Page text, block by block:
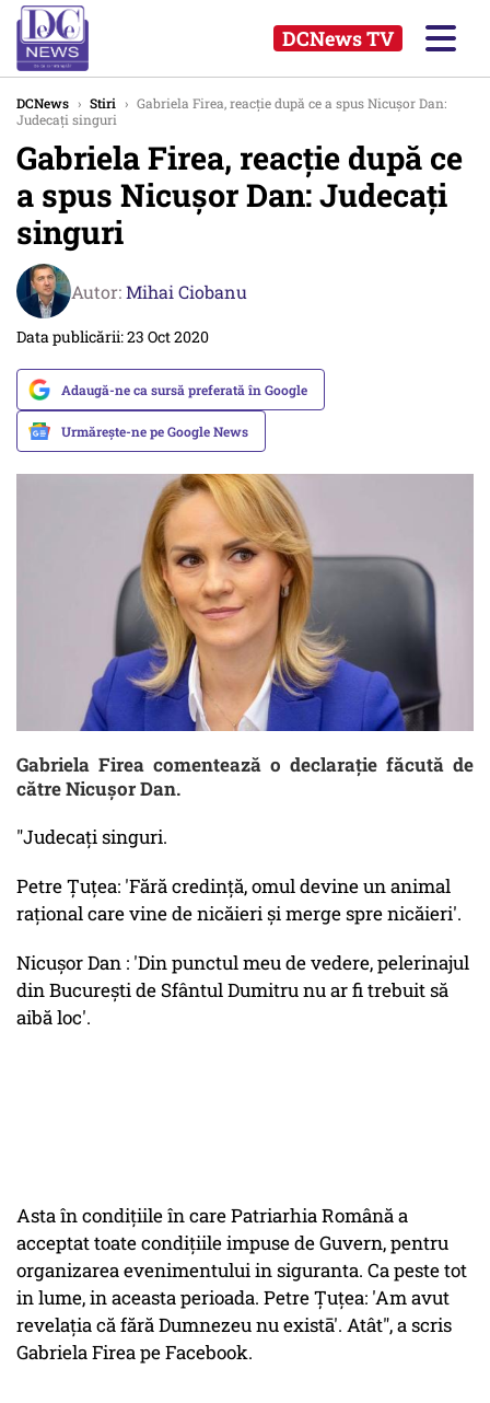
DCNews TV
DCNews › Stiri › Gabriela Firea, reacţie după ce a spus Nicuşor Dan:
Judecaţi singuri
Gabriela Firea, reacţie după ce
a spus Nicuşor Dan: Judecaţi
singuri
Autor:Mihai Ciobanu
Data publicării: 23 Oct 2020
Adaugă-ne ca sursă preferată în Google
Urmărește-ne pe Google News
Gabriela Firea comentează o declaraţie făcută de
către Nicuşor Dan.
"Judecaţi singuri.
Petre Țuțea: 'Fără credinţă, omul devine un animal
raţional care vine de nicăieri şi merge spre nicăieri'.
Nicușor Dan : 'Din punctul meu de vedere, pelerinajul
din București de Sfântul Dumitru nu ar fi trebuit să
aibă loc'.
Asta în condițiile în care Patriarhia Română a
acceptat toate condițiile impuse de Guvern, pentru
organizarea evenimentului in siguranta. Ca peste tot
in lume, in aceasta perioada. Petre Ţuţea: 'Am avut
revelaţia că fără Dumnezeu nu existā'. Atât", a scris
Gabriela Firea pe Facebook.